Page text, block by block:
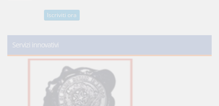
Iscriviti ora
Servizi innovativi